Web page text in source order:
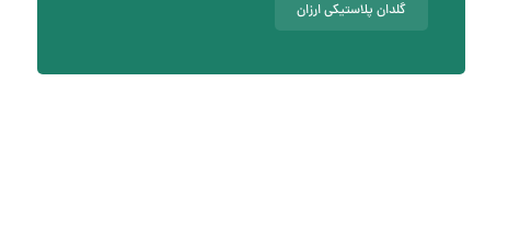
گلدان پلاستیکی ارزان